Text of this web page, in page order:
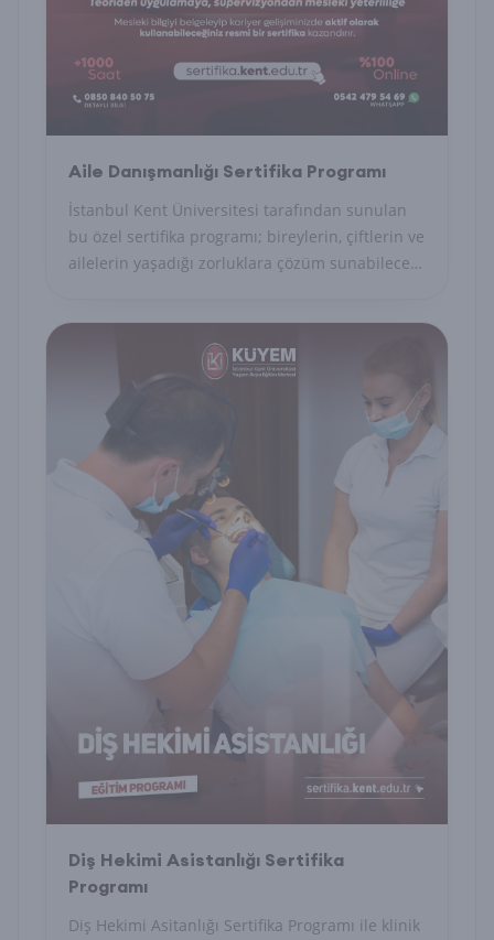
Aile Danışmanlığı Sertifika Programı
İstanbul Kent Üniversitesi tarafından sunulan
bu özel sertifika programı; bireylerin, çiftlerin ve
ailelerin yaşadığı zorluklara çözüm sunabilecek
Diş Hekimi Asistanlığı Sertifika
Programı
Diş Hekimi Asitanlığı Sertifika Programı ile klinik